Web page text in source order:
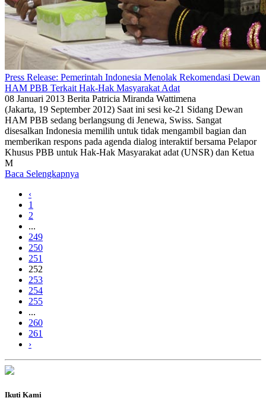
Press Release: Pemerintah Indonesia Menolak Rekomendasi Dewan
HAM PBB Terkait Hak-Hak Masyarakat Adat
08 Januari 2013 Berita Patricia Miranda Wattimena
(Jakarta, 19 September 2012) Saat ini sesi ke-21 Sidang Dewan
HAM PBB sedang berlangsung di Jenewa, Swiss. Sangat
disesalkan Indonesia memilih untuk tidak mengambil bagian dan
memberikan respons pada agenda dialog interaktif bersama Pelapor
Khusus PBB untuk Hak-Hak Masyarakat adat (UNSR) dan Ketua
M
Baca Selengkapnya
‹
1
2
...
249
250
251
252
253
254
255
...
260
261
›
Ikuti Kami